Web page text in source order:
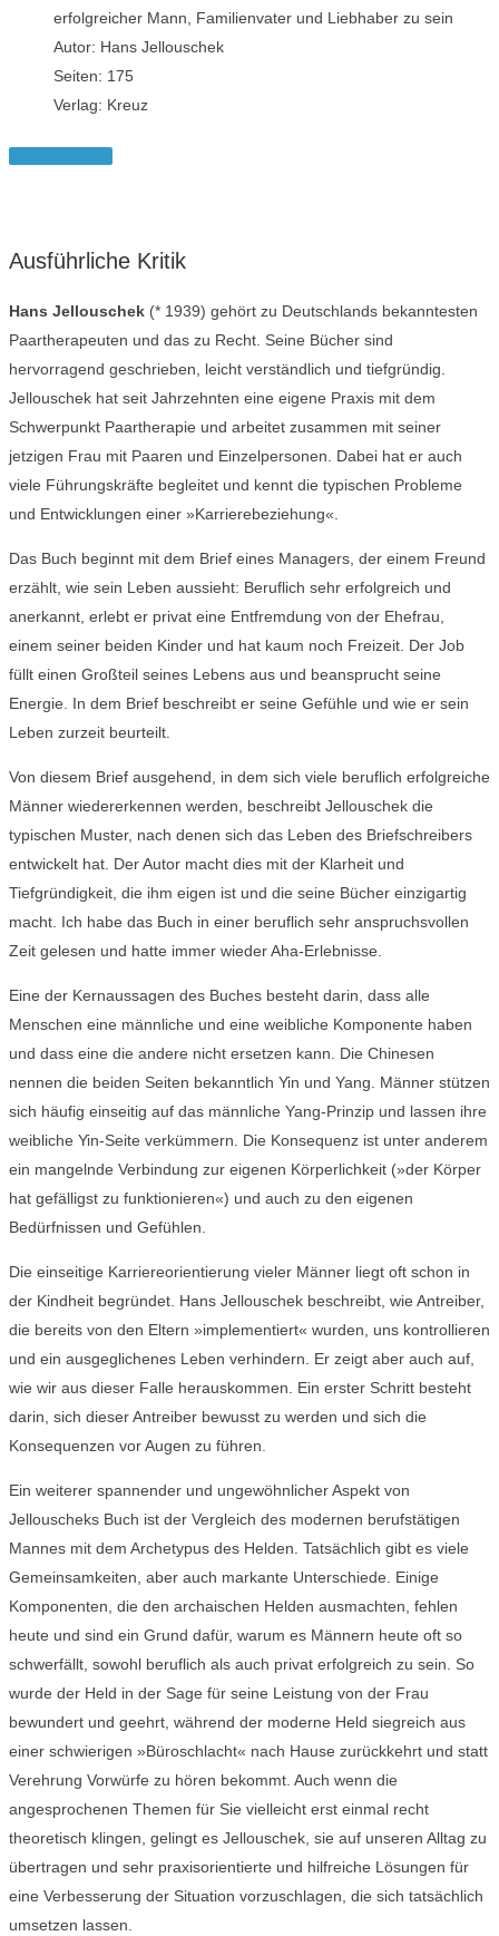
erfolgreicher Mann, Familienvater und Liebhaber zu sein
Autor: Hans Jellouschek
Seiten: 175
Verlag: Kreuz
Ausführliche Kritik
Hans Jellouschek (* 1939) gehört zu Deutschlands bekanntesten
Paartherapeuten und das zu Recht. Seine Bücher sind
hervorragend geschrieben, leicht verständlich und tiefgründig.
Jellouschek hat seit Jahrzehnten eine eigene Praxis mit dem
Schwerpunkt Paartherapie und arbeitet zusammen mit seiner
jetzigen Frau mit Paaren und Einzelpersonen. Dabei hat er auch
viele Führungskräfte begleitet und kennt die typischen Probleme
und Entwicklungen einer »Karrierebeziehung«.
Das Buch beginnt mit dem Brief eines Managers, der einem Freund
erzählt, wie sein Leben aussieht: Beruflich sehr erfolgreich und
anerkannt, erlebt er privat eine Entfremdung von der Ehefrau,
einem seiner beiden Kinder und hat kaum noch Freizeit. Der Job
füllt einen Großteil seines Lebens aus und beansprucht seine
Energie. In dem Brief beschreibt er seine Gefühle und wie er sein
Leben zurzeit beurteilt.
Von diesem Brief ausgehend, in dem sich viele beruflich erfolgreiche
Männer wiedererkennen werden, beschreibt Jellouschek die
typischen Muster, nach denen sich das Leben des Briefschreibers
entwickelt hat. Der Autor macht dies mit der Klarheit und
Tiefgründigkeit, die ihm eigen ist und die seine Bücher einzigartig
macht. Ich habe das Buch in einer beruflich sehr anspruchsvollen
Zeit gelesen und hatte immer wieder Aha-Erlebnisse.
Eine der Kernaussagen des Buches besteht darin, dass alle
Menschen eine männliche und eine weibliche Komponente haben
und dass eine die andere nicht ersetzen kann. Die Chinesen
nennen die beiden Seiten bekanntlich Yin und Yang. Männer stützen
sich häufig einseitig auf das männliche Yang-Prinzip und lassen ihre
weibliche Yin-Seite verkümmern. Die Konsequenz ist unter anderem
ein mangelnde Verbindung zur eigenen Körperlichkeit (»der Körper
hat gefälligst zu funktionieren«) und auch zu den eigenen
Bedürfnissen und Gefühlen.
Die einseitige Karriereorientierung vieler Männer liegt oft schon in
der Kindheit begründet. Hans Jellouschek beschreibt, wie Antreiber,
die bereits von den Eltern »implementiert« wurden, uns kontrollieren
und ein ausgeglichenes Leben verhindern. Er zeigt aber auch auf,
wie wir aus dieser Falle herauskommen. Ein erster Schritt besteht
darin, sich dieser Antreiber bewusst zu werden und sich die
Konsequenzen vor Augen zu führen.
Ein weiterer spannender und ungewöhnlicher Aspekt von
Jellouscheks Buch ist der Vergleich des modernen berufstätigen
Mannes mit dem Archetypus des Helden. Tatsächlich gibt es viele
Gemeinsamkeiten, aber auch markante Unterschiede. Einige
Komponenten, die den archaischen Helden ausmachten, fehlen
heute und sind ein Grund dafür, warum es Männern heute oft so
schwerfällt, sowohl beruflich als auch privat erfolgreich zu sein. So
wurde der Held in der Sage für seine Leistung von der Frau
bewundert und geehrt, während der moderne Held siegreich aus
einer schwierigen »Büroschlacht« nach Hause zurückkehrt und statt
Verehrung Vorwürfe zu hören bekommt. Auch wenn die
angesprochenen Themen für Sie vielleicht erst einmal recht
theoretisch klingen, gelingt es Jellouschek, sie auf unseren Alltag zu
übertragen und sehr praxisorientierte und hilfreiche Lösungen für
eine Verbesserung der Situation vorzuschlagen, die sich tatsächlich
umsetzen lassen.